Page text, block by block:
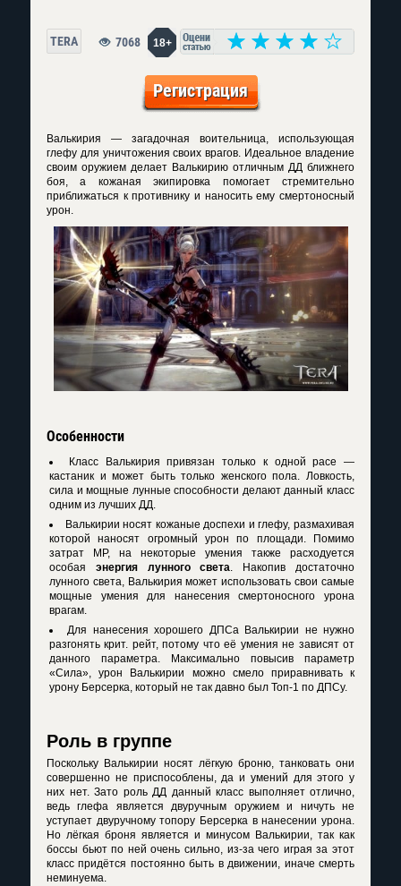
TERA 18+
7068
Регистрация
Валькирия — загадочная воительница, использующая
глефу для уничтожения своих врагов. Идеальное владение
своим оружием делает Валькирию отличным ДД ближнего
боя, а кожаная экипировка помогает стремительно
приближаться к противнику и наносить ему смертоносный
урон.
Особенности
Класс Валькирия привязан только к одной расе —
кастаник и может быть только женского пола. Ловкость,
сила и мощные лунные способности делают данный класс
одним из лучших ДД.
Валькирии носят кожаные доспехи и глефу, размахивая
которой наносят огромный урон по площади. Помимо
затрат MP, на некоторые умения также расходуется
особая энергия лунного света. Накопив достаточно
лунного света, Валькирия может использовать свои самые
мощные умения для нанесения смертоносного урона
врагам.
Для нанесения хорошего ДПСа Валькирии не нужно
разгонять крит. рейт, потому что её умения не зависят от
данного параметра. Максимально повысив параметр
«Сила», урон Валькирии можно смело приравнивать к
урону Берсерка, который не так давно был Топ-1 по ДПСу.
Роль в группе
Поскольку Валькирии носят лёгкую броню, танковать они
совершенно не приспособлены, да и умений для этого у
них нет. Зато роль ДД данный класс выполняет отлично,
ведь глефа является двуручным оружием и ничуть не
уступает двуручному топору Берсерка в нанесении урона.
Но лёгкая броня является и минусом Валькирии, так как
боссы бьют по ней очень сильно, из-за чего играя за этот
класс придётся постоянно быть в движении, иначе смерть
неминуема.